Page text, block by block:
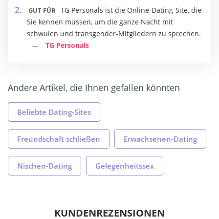
GUT FÜR TG Personals ist die Online-Dating-Site, die
Sie kennen müssen, um die ganze Nacht mit
schwulen und transgender-Mitgliedern zu sprechen.
TG Personals
Andere Artikel, die Ihnen gefallen könnten
Beliebte Dating-Sites
Freundschaft schließen Erwachsenen-Dating
Nischen-Dating Gelegenheitssex
KUNDENREZENSIONEN